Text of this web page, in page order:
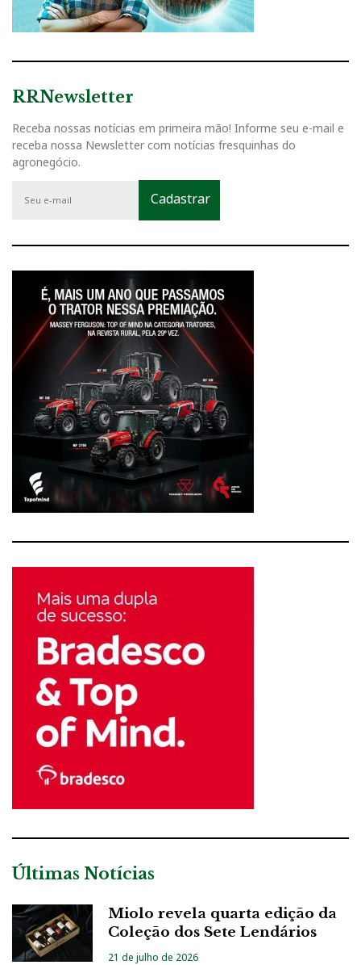
RRNewsletter
Receba nossas notícias em primeira mão! Informe seu e-mail e
receba nossa Newsletter com notícias fresquinhas do
agronegócio.
Últimas Notícias
Miolo revela quarta edição da
Coleção dos Sete Lendários
21 de julho de 2026